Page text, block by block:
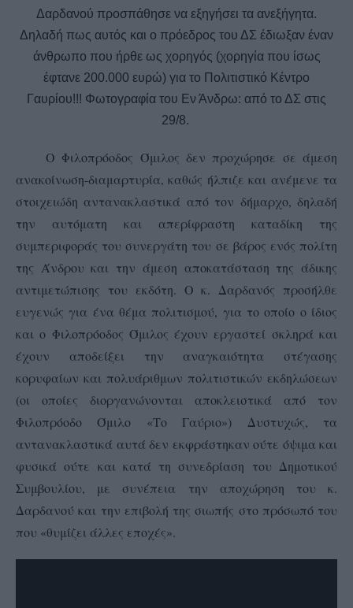
Δαρδανού προσπάθησε να εξηγήσει τα ανεξήγητα.
Δηλαδή πως αυτός και ο πρόεδρος του ΔΣ έδιωξαν έναν
άνθρωπο που ήρθε ως χορηγός (χορηγία που ίσως
έφτανε 200.000 ευρώ) για το Πολιτιστικό Κέντρο
Γαυρίου!!! Φωτογραφία του Εν Άνδρω: από το ΔΣ στις
29/8.
Ο Φιλοπρόοδος Όμιλος δεν προχώρησε σε άμεση
ανακοίνωση-διαμαρτυρία, καθώς ήλπιζε και ανέμενε τα
στοιχειώδη αντανακλαστικά από τον δήμαρχο, δηλαδή
την αυτόματη και απερίφραστη καταδίκη της
συμπεριφοράς του συνεργάτη του σε βάρος ενός πολίτη
της Άνδρου και την άμεση αποκατάσταση της άδικης
αντιμετώπισης του εκδότη. Ο κ. Δαρδανός προσήλθε
ευγενώς για ένα θέμα πολιτισμού, για το οποίο ο ίδιος
και ο Φιλοπρόοδος Όμιλος έχουν εργαστεί σκληρά και
έχουν αποδείξει την αναγκαιότητα στέγασης
κορυφαίων και πολυάριθμων πολιτιστικών εκδηλώσεων
(οι οποίες διοργανώνονται αποκλειστικά από τον
Φιλοπρόοδο Όμιλο «Το Γαύριο») Δυστυχώς, τα
αντανακλαστικά αυτά δεν εκφράστηκαν ούτε όψιμα και
φυσικά ούτε και κατά τη συνεδρίαση του Δημοτικού
Συμβουλίου, με συνέπεια την αποχώρηση του κ.
Δαρδανού και την επιβολή της σιωπής στο πρόσωπό του
που «θυμίζει άλλες εποχές».